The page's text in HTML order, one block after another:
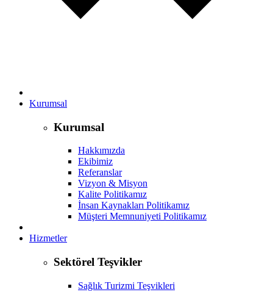
Kurumsal
Kurumsal
Hakkımızda
Ekibimiz
Referanslar
Vizyon & Misyon
Kalite Politikamız
İnsan Kaynakları Politikamız
Müşteri Memnuniyeti Politikamız
Hizmetler
Sektörel Teşvikler
Sağlık Turizmi Teşvikleri